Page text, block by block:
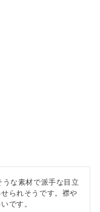
な素材で派手な目立
られそうです。襟や
です。